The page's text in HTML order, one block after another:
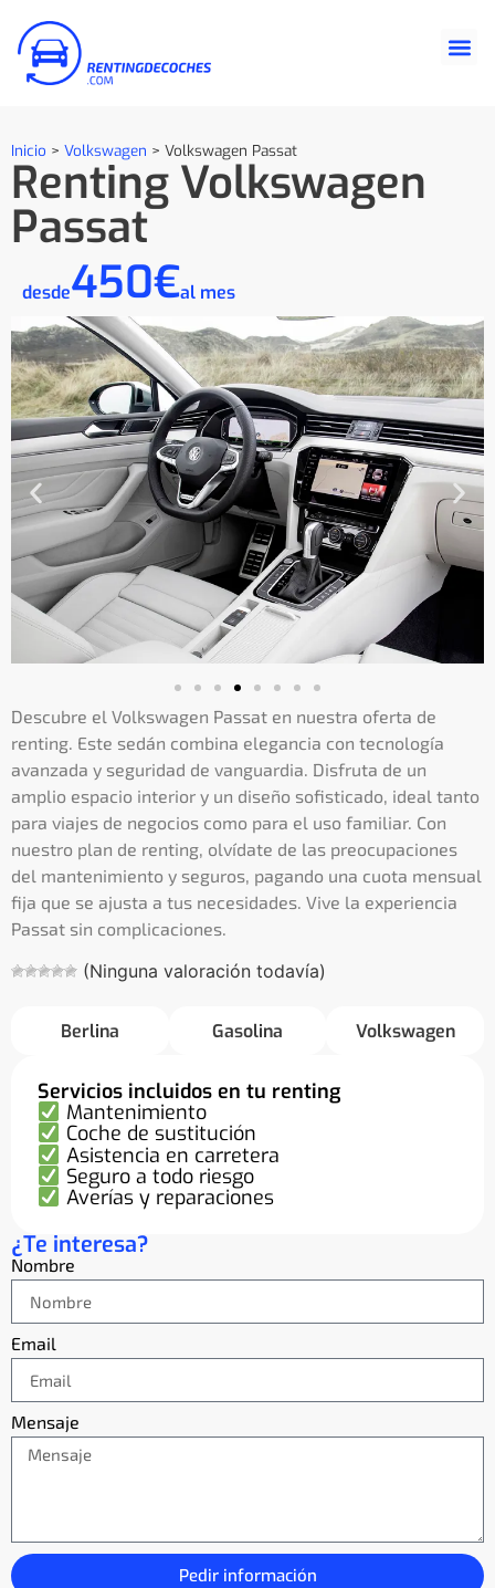
Inicio > Volkswagen > Volkswagen Passat
Renting Volkswagen
Passat
desde450€al mes
Descubre el Volkswagen Passat en nuestra oferta de
renting. Este sedán combina elegancia con tecnología
avanzada y seguridad de vanguardia. Disfruta de un
amplio espacio interior y un diseño sofisticado, ideal tanto
para viajes de negocios como para el uso familiar. Con
nuestro plan de renting, olvídate de las preocupaciones
del mantenimiento y seguros, pagando una cuota mensual
fija que se ajusta a tus necesidades. Vive la experiencia
Passat sin complicaciones.
(Ninguna valoración todavía)
Berlina Gasolina Volkswagen
Servicios incluidos en tu renting
Mantenimiento
Coche de sustitución
Asistencia en carretera
Seguro a todo riesgo
Averías y reparaciones
¿Te interesa?
Nombre
Email
Mensaje
Pedir información